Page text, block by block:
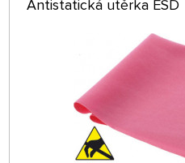
Antistatická utěrka ESD